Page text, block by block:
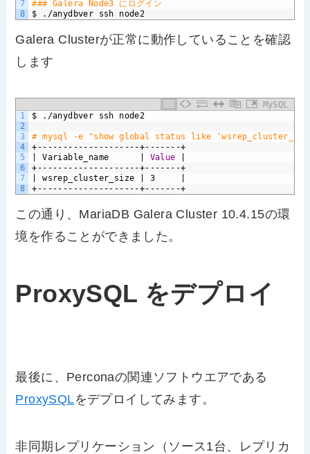
7
8
### Galera Node3 にログイン
$
./anydbver ssh node2
Galera Clusterが正常に動作していることを確認
します
MySQL
1
2
3
4
5
6
7
8
$ ./anydbver ssh node2
# mysql -e "show global status like
+--------------------+-------+
Variable_name Value
+--------------------+-------+
wsrep_cluster_size 3
+--------------------+-------+
この通り、MariaDB Galera Cluster 10.4.15の環
境を作ることができました。
ProxySQL をデプロイ
最後に、Perconaの関連ソフトウエアである
ProxySQLをデプロイしてみます。
非同期レプリケーション（ソース1台、レプリカ